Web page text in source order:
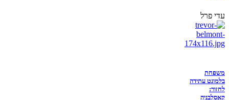
עדי פרל
משפחת
בלמונט עתידה
לחזור:
קאסלבניה